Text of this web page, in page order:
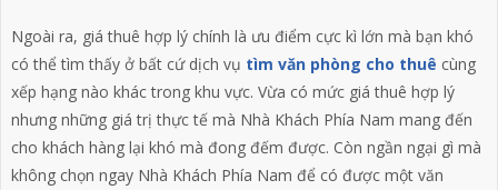
Ngoài ra, giá thuê hợp lý chính là ưu điểm cực kì lớn mà bạn khó
có thể tìm thấy ở bất cứ dịch vụ tìm văn phòng cho thuê cùng
xếp hạng nào khác trong khu vực. Vừa có mức giá thuê hợp lý
nhưng những giá trị thực tế mà Nhà Khách Phía Nam mang đến
cho khách hàng lại khó mà đong đếm được. Còn ngần ngại gì mà
không chọn ngay Nhà Khách Phía Nam để có được một văn